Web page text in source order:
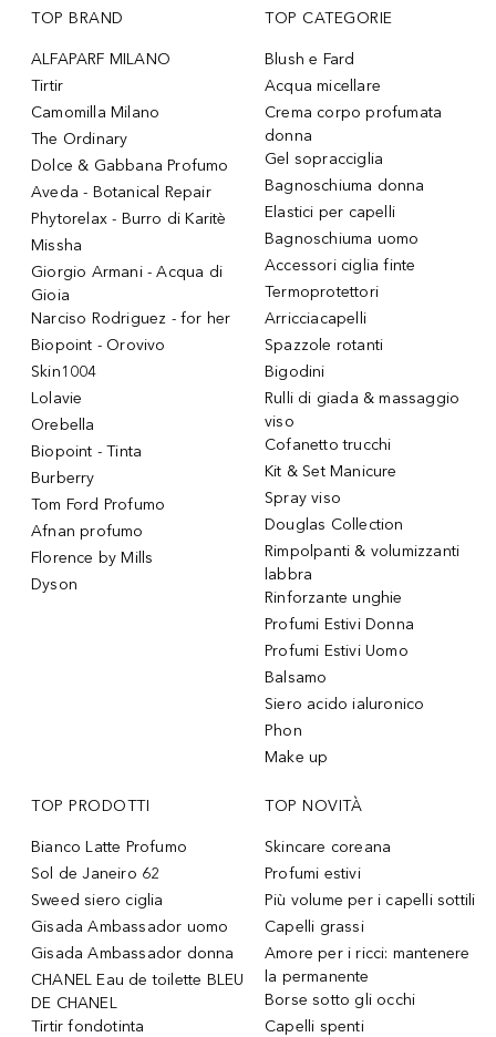
TOP BRAND
ALFAPARF MILANO
Tirtir
Camomilla Milano
The Ordinary
Dolce & Gabbana Profumo
Aveda - Botanical Repair
Phytorelax - Burro di Karitè
Missha
Giorgio Armani - Acqua di
Gioia
Narciso Rodriguez - for her
Biopoint - Orovivo
Skin1004
Lolavie
Orebella
Biopoint - Tinta
Burberry
Tom Ford Profumo
Afnan profumo
Florence by Mills
Dyson
TOP CATEGORIE
Blush e Fard
Acqua micellare
Crema corpo profumata
donna
Gel sopracciglia
Bagnoschiuma donna
Elastici per capelli
Bagnoschiuma uomo
Accessori ciglia finte
Termoprotettori
Arricciacapelli
Spazzole rotanti
Bigodini
Rulli di giada & massaggio
viso
Cofanetto trucchi
Kit & Set Manicure
Spray viso
Douglas Collection
Rimpolpanti & volumizzanti
labbra
Rinforzante unghie
Profumi Estivi Donna
Profumi Estivi Uomo
Balsamo
Siero acido ialuronico
Phon
Make up
TOP PRODOTTI
Bianco Latte Profumo
Sol de Janeiro 62
Sweed siero ciglia
Gisada Ambassador uomo
Gisada Ambassador donna
CHANEL Eau de toilette BLEU
DE CHANEL
Tirtir fondotinta
TOP NOVITÀ
Skincare coreana
Profumi estivi
Più volume per i capelli sottili
Capelli grassi
Amore per i ricci: mantenere
la permanente
Borse sotto gli occhi
Capelli spenti